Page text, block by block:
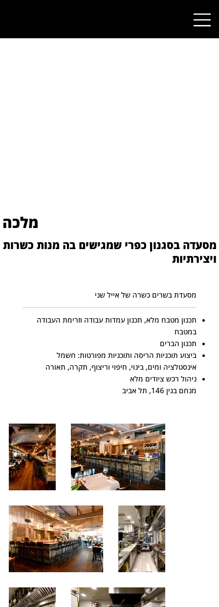
מלכה
מסעדה בסגנון כפרי שמגישים בה מנות כשרות
ויצירתיות
מסעדת בשרים כשרה של אייל שני
תכנון מטבח מלא, תכנון עמדות עבודה וזרימת העבודה
במטבח
תכנון הברים
ביצוע תוכניות הריסה ותוכניות מפורטות: חשמל
אינסטלציה ומים, בינוי, חיפוי וריצוף, תקרה, תאורה
ניהול רכש ציודים מלא
מנחם בגין 146, תל אביב